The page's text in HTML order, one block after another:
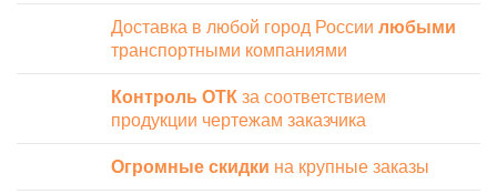
Доставка в любой город России любыми
транспортными компаниями
Контроль ОТК за соответствием
продукции чертежам заказчика
Огромные скидки на крупные заказы